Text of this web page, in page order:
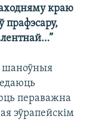
краю
прафэсару,
шаноўныя
пераважна
эўрапейскім